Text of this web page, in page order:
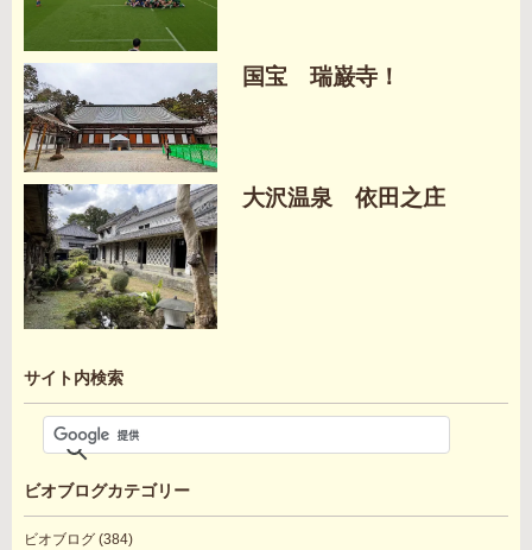
国宝 瑞巌寺！
大沢温泉 依田之庄
サイト内検索
ビオブログカテゴリー
ビオブログ (384)